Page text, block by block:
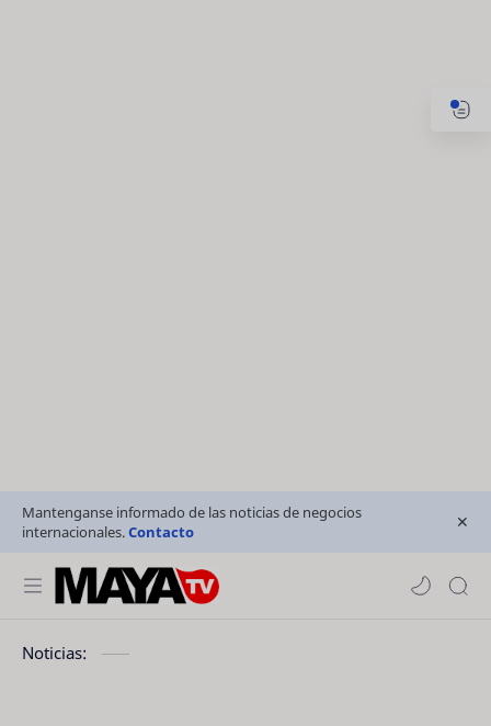
Mantenganse informado de las noticias de negocios
internacionales.Contacto
Noticias: